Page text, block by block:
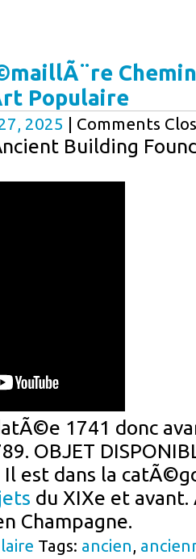
Populaire
2025 | Comments
Building
1741 donc
OBJET
Il est dans la
du XIXe et
Champagne.
Tags: ancien,